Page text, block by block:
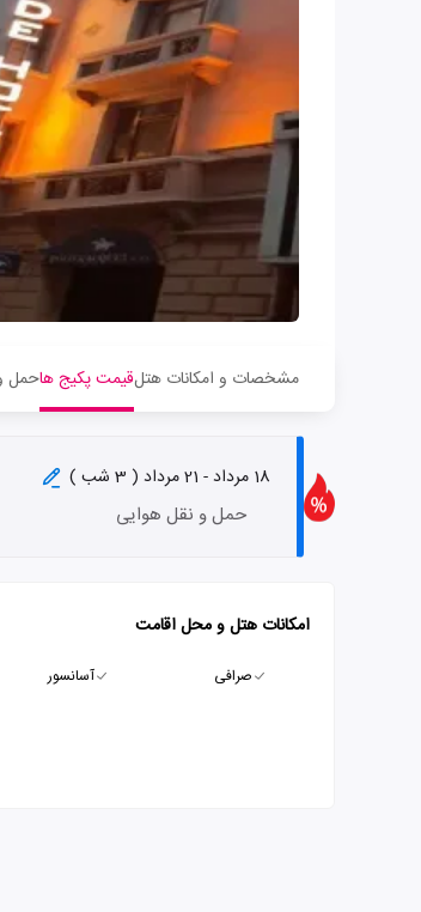
مشخصات و امکانات هتلقیمت پکیج هاحمل
18 مرداد - 21 مرداد ( 3 شب )
حمل و نقل هوایی
امکانات هتل و محل اقامت
صرافی آسانسور